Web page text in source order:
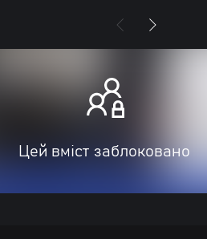
Цей вміст заблоковано